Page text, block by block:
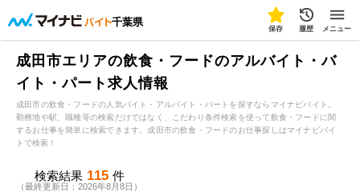
千葉県
保存 履歴 メニュー
成田市エリアの飲食・フードのアルバイト・バ
イト・パート求人情報
成田市の飲食・フードの人気バイト・アルバイト・パートを探すならマイナビバイト。
勤務地や駅、職種等の検索だけではなく、こだわり条件検索を使って飲食・フードに関
するお仕事を簡単に検索できます。成田市の飲食・フードのお仕事探しはマイナビバイ
トで検索！
検索結果 115 件
（最終更新日：2026年8月8日）